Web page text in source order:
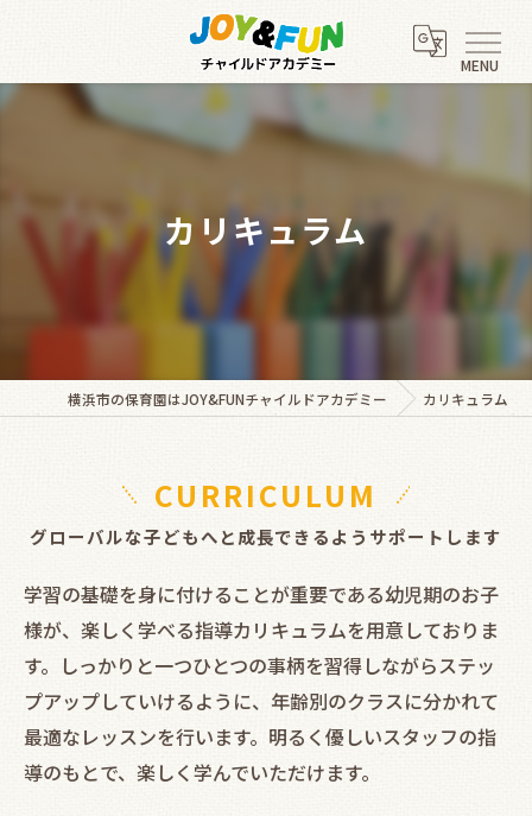
カリキュラム
横浜市の保育園はJOY&FUNチャイルドアカデミー カリキュラム
グローバルな子どもへと成長できるようサポートします
CURRICULUM
学習の基礎を身に付けることが重要である幼児期のお子
様が、楽しく学べる指導カリキュラムを用意しておりま
す。しっかりと一つひとつの事柄を習得しながらステッ
プアップしていけるように、年齢別のクラスに分かれて
最適なレッスンを行います。明るく優しいスタッフの指
導のもとで、楽しく学んでいただけます。